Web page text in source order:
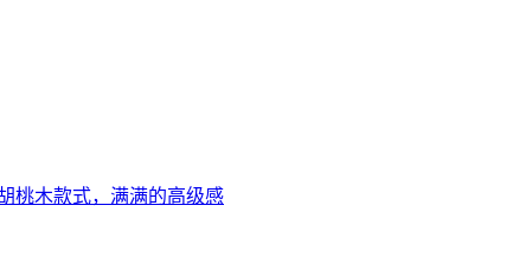
桃木款式，满满的高级感